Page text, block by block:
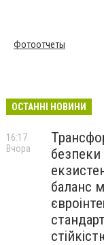
Фотоотчеты
ОСТАННІ НОВИНИ
безпеки
баланс
16:17
Вчора